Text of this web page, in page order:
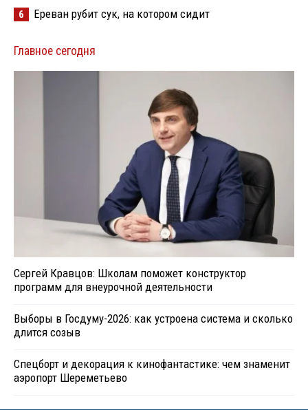
6 Ереван рубит сук, на котором сидит
Главное сегодня
Сергей Кравцов: Школам поможет конструктор
программ для внеурочной деятельности
Выборы в Госдуму-2026: как устроена система и сколько
длится созыв
Спецборт и декорация к кинофантастике: чем знаменит
аэропорт Шереметьево